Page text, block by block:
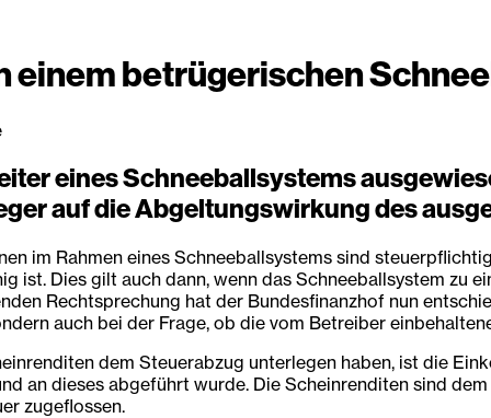
einem betrügerischen
eines Schneeballsystems
auf die Abgeltungswirkung des
im Rahmen eines Schneeballsystems sind
ist. Dies gilt auch dann, wenn das Schneeballsystem zu
Rechtsprechung hat der Bundesfinanzhof nun
auch bei der Frage, ob die vom Betreiber
dem Steuerabzug unterlegen haben, ist die
an dieses abgeführt wurde. Die Scheinrenditen sind
zugeflossen.